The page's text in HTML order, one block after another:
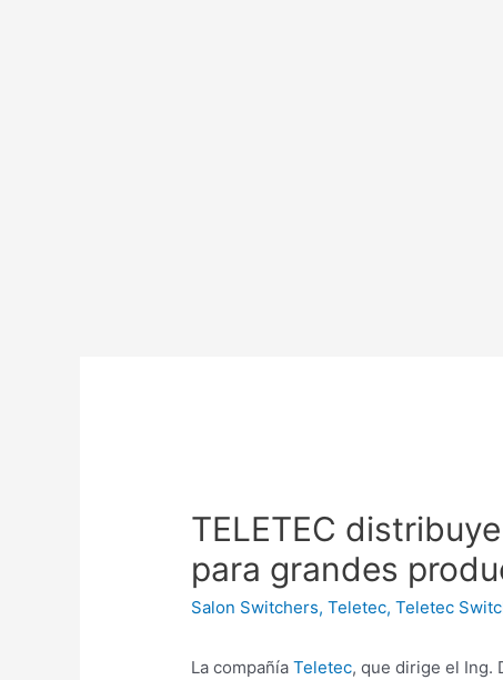
TELETEC
para grandes
Salon Switchers,Teletec,Teletec
La compañíaTeletec, que dirige el Ing.